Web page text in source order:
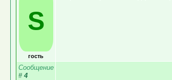
S
гость
Сообщение
# 4